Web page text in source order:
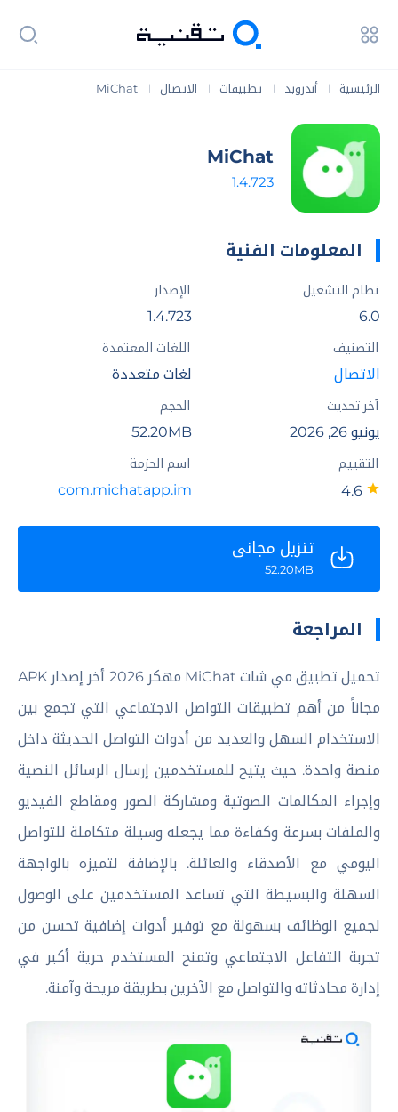
الرئيسية | أندرويد | تطبيقات | الاتصال |
MiChat
MiChat
1.4.723
المعلومات الفنية
نظام التشغيل
6.0
الإصدار
1.4.723
التصنيف
الاتصال
اللغات المعتمدة
لغات متعددة
آخر تحديث
يونيو 26, 2026
الحجم
52.20MB
التقييم اسم الحزمة
com.michatapp.im
تنزيل مجاني
52.20MB
المراجعة
تحميل تطبيق مي شات MiChat مهكر 2026 أخر إصدار APK
مجاناً من أهم تطبيقات التواصل الاجتماعي التي تجمع بين
الاستخدام السهل والعديد من أدوات التواصل الحديثة داخل
منصة واحدة. حيث يتيح للمستخدمين إرسال الرسائل النصية
وإجراء المكالمات الصوتية ومشاركة الصور ومقاطع الفيديو
والملفات بسرعة وكفاءة مما يجعله وسيلة متكاملة للتواصل
اليومي مع الأصدقاء والعائلة. بالإضافة لتميزه بالواجهة
السهلة والبسيطة التي تساعد المستخدمين على الوصول
لجميع الوظائف بسهولة مع توفير أدوات إضافية تحسن من
تجربة التفاعل الاجتماعي وتمنح المستخدم حرية أكبر في
إدارة محادثاته والتواصل مع الآخرين بطريقة مريحة وآمنة.